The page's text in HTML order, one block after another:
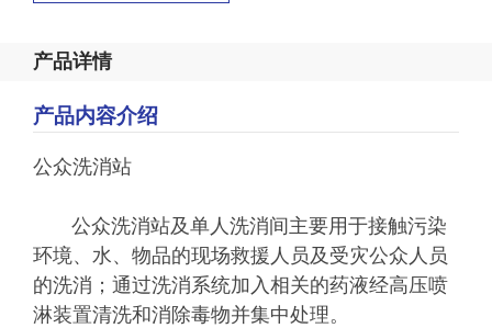
产品详情
产品内容介绍
公众洗消站
公众洗消站及单人洗消间主要用于接触污染
环境、水、物品的现场救援人员及受灾公众人员
的洗消；通过洗消系统加入相关的药液经高压喷
淋装置清洗和消除毒物并集中处理。